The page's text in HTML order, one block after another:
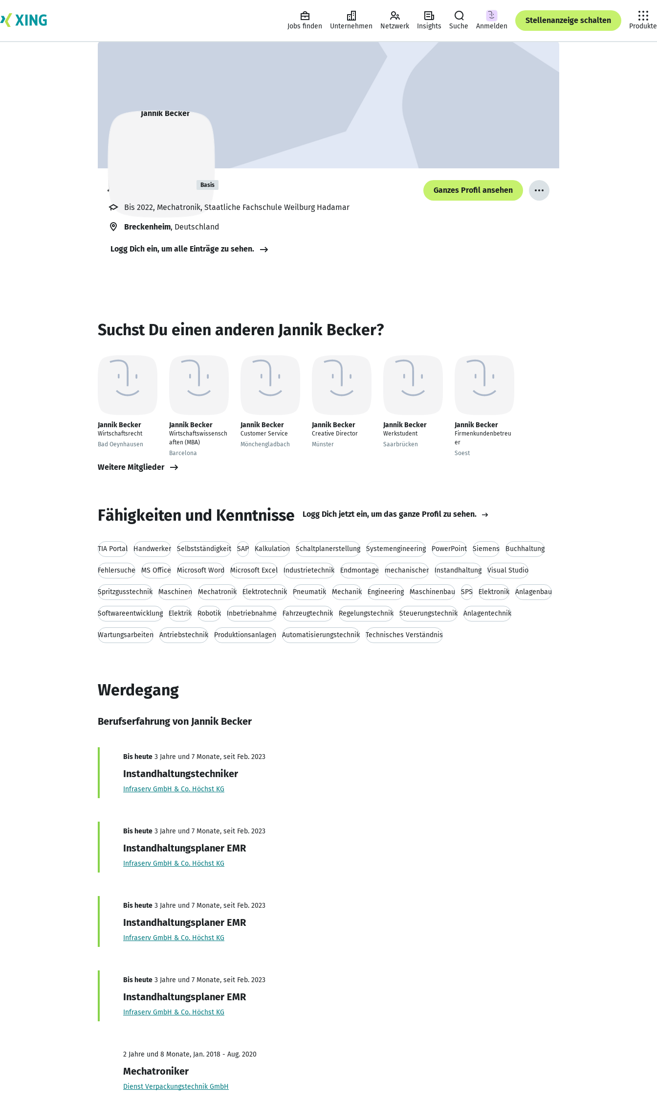
Jobs finden Unternehmen Netzwerk Insights Suche Anmelden
Stellenanzeige schalten
Produkte
Jannik Becker Basis
Ganzes Profil ansehen
Bis 2022, Mechatronik, Staatliche Fachschule Weilburg Hadamar
Breckenheim, Deutschland
Logg Dich ein, um alle Einträge zu sehen.
Suchst Du einen anderen Jannik Becker?
Jannik Becker
Wirtschaftsrecht
Bad Oeynhausen
Jannik Becker
Wirtschaftswissensch
aften (MBA)
Barcelona
Jannik Becker
Customer Service
Mönchengladbach
Jannik Becker
Creative Director
Münster
Jannik Becker
Werkstudent
Saarbrücken
Jannik Becker
Firmenkundenbetreu
er
Soest
Weitere Mitglieder
Fähigkeiten und Kenntnisse Logg Dich jetzt ein, um das ganze Profil zu sehen.
TIA Portal Handwerker Selbstständigkeit SAP Kalkulation Schaltplanerstellung Systemengineering PowerPoint Siemens Buchhaltung
Fehlersuche MS Office Microsoft Word Microsoft Excel Industrietechnik Endmontage mechanischer Instandhaltung Visual Studio
Spritzgusstechnik Maschinen Mechatronik Elektrotechnik Pneumatik Mechanik Engineering Maschinenbau SPS Elektronik Anlagenbau
Softwareentwicklung Elektrik Robotik Inbetriebnahme Fahrzeugtechnik Regelungstechnik Steuerungstechnik Anlagentechnik
Wartungsarbeiten Antriebstechnik Produktionsanlagen Automatisierungstechnik Technisches Verständnis
Werdegang
Berufserfahrung von Jannik Becker
Bis heute 3 Jahre und 7 Monate, seit Feb. 2023
Instandhaltungstechniker
Infraserv GmbH & Co. Höchst KG
Bis heute 3 Jahre und 7 Monate, seit Feb. 2023
Instandhaltungsplaner EMR
Infraserv GmbH & Co. Höchst KG
Bis heute 3 Jahre und 7 Monate, seit Feb. 2023
Instandhaltungsplaner EMR
Infraserv GmbH & Co. Höchst KG
Bis heute 3 Jahre und 7 Monate, seit Feb. 2023
Instandhaltungsplaner EMR
Infraserv GmbH & Co. Höchst KG
2 Jahre und 8 Monate, Jan. 2018 - Aug. 2020
Mechatroniker
Dienst Verpackungstechnik GmbH